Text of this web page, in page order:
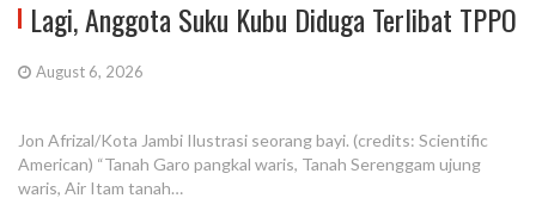
Lagi, Anggota Suku Kubu Diduga Terlibat TPPO
August 6, 2026
Jon Afrizal/Kota Jambi Ilustrasi seorang bayi. (credits: Scientific
American) “Tanah Garo pangkal waris, Tanah Serenggam ujung
waris, Air Itam tanah…